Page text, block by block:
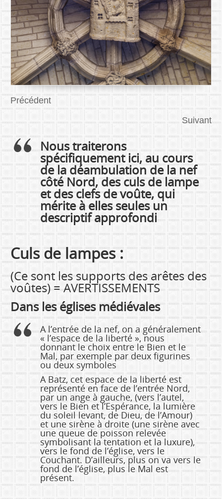
Précédent
Suivant
Nous traiterons
spécifiquement ici, au cours
de la déambulation de la nef
côté Nord, des culs de lampe
et des clefs de voûte, qui
mérite à elles seules un
descriptif approfondi
Culs de lampes :
(Ce sont les supports des arêtes des
voûtes) = AVERTISSEMENTS
Dans les églises médiévales
A l’entrée de la nef, on a généralement
« l’espace de la liberté », nous
donnant le choix entre le Bien et le
Mal, par exemple par deux figurines
ou deux symboles
A Batz, cet espace de la liberté est
représenté en face de l’entrée Nord,
par un ange à gauche, (vers l’autel,
vers le Bien et l’Espérance, la lumière
du soleil levant, de Dieu, de l’Amour)
et une sirène à droite (une sirène avec
une queue de poisson relevée
symbolisant la tentation et la luxure),
vers le fond de l’église, vers le
Couchant. D’ailleurs, plus on va vers le
fond de l’église, plus le Mal est
présent.